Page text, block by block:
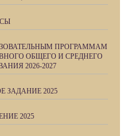
ПРОГРАММАМ
ОБЩЕГО И СРЕДНЕГО
2026-2027
2025
2025